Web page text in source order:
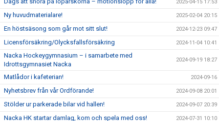
2025-04-15 17:53
Ny huvudmaterialare! 2025-02-04 20:15
En höstsäsong som går mot sitt slut! 2024-12-23 09:47
Licensförsäkring/Olycksfallsförsäkring 2024-11-04 10:41
Nacka Hockeygymnasium – i samarbete med
Idrottsgymnasiet Nacka
2024-09-19 18:27
Matlådor i kafeterian! 2024-09-16
Nyhetsbrev från vår Ordförande! 2024-09-08 20:01
Stölder ur parkerade bilar vid hallen! 2024-09-07 20:39
Nacka HK startar damlag, kom och spela med oss! 2024-07-31 10:10